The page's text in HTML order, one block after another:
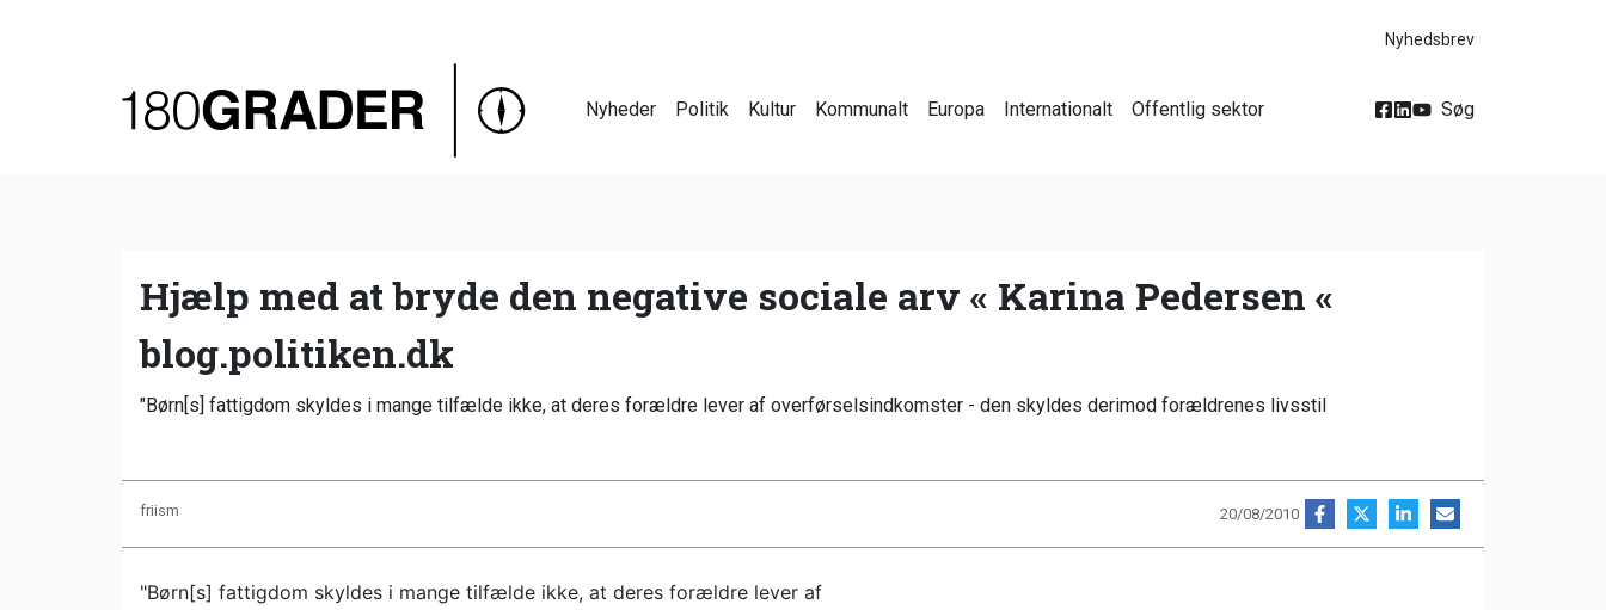
Nyhedsbrev
Nyheder Politik Kultur Kommunalt Europa Internationalt Offentlig sektor Søg
Hjælp med at bryde den negative sociale arv « Karina Pedersen «
blog.politiken.dk
"Børn[s] fattigdom skyldes i mange tilfælde ikke, at deres forældre lever af overførselsindkomster - den skyldes derimod forældrenes livsstil
friism 20/08/2010
"Børn[s] fattigdom skyldes i mange tilfælde ikke, at deres forældre lever af